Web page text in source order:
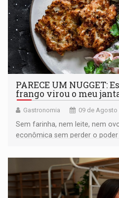
PARECE UM NUGGET:
frango virou o meu
Gastronomia 09 de Agosto
Sem farinha, nem leite, nem
econômica sem perder o